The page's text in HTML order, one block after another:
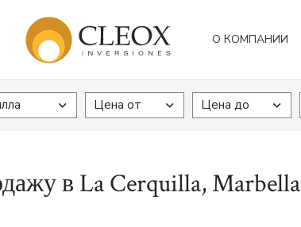
О КОМПАНИИ
Цена от Цена до
в La Cerquilla, Marbella